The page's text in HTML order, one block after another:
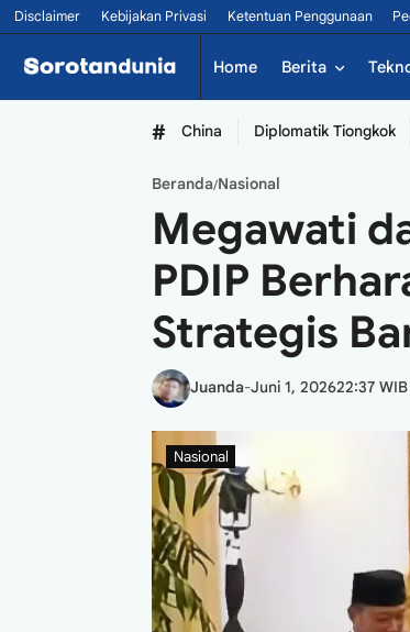
Disclaimer Kebijakan Privasi Ketentuan Penggunaan
Home Berita
# China Diplomatik Tiongkok
Beranda/Nasional
Megawati
PDIP
Strategis
Juanda-Juni 1, 202622:37 WIB
Nasional